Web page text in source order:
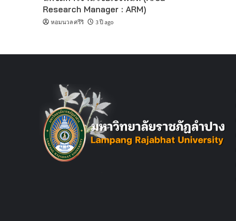
Research Manager : ARM)
หอมนวล ศรีริ 3 ปี ago